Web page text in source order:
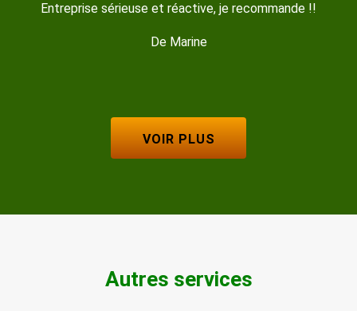
sérieuse et réactive, je recommande !! Travail
VOIR PLUS
Autres services